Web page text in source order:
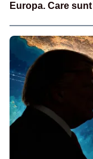
Europa. Care